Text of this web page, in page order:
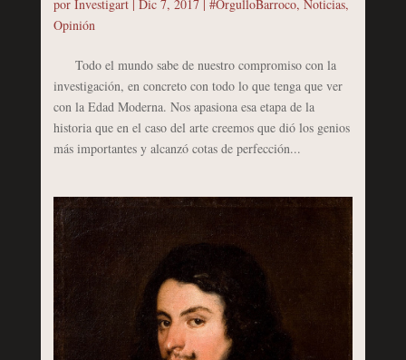
por Investigart| Dic 7, 2017| #OrgulloBarroco, Noticias,
Opinión
Todo el mundo sabe de nuestro compromiso con la
investigación, en concreto con todo lo que tenga que ver
con la Edad Moderna. Nos apasiona esa etapa de la
historia que en el caso del arte creemos que dió los genios
más importantes y alcanzó cotas de perfección...